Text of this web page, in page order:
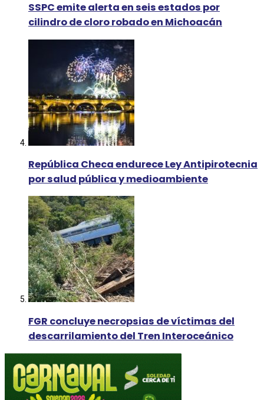
SSPC emite alerta en seis estados por
cilindro de cloro robado en Michoacán
República Checa endurece Ley Antipirotecnia
por salud pública y medioambiente
FGR concluye necropsias de víctimas del
descarrilamiento del Tren Interoceánico